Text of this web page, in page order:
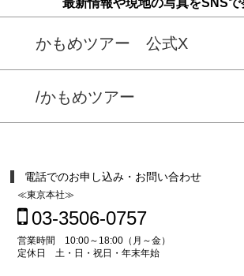
最新情報や現地の写真をSNSで
かもめツアー 公式X
/かもめツアー
電話でのお申し込み・お問い合わせ
≪東京本社≫
03-3506-0757
営業時間 10:00～18:00（月～金）
定休日 土・日・祝日・年末年始